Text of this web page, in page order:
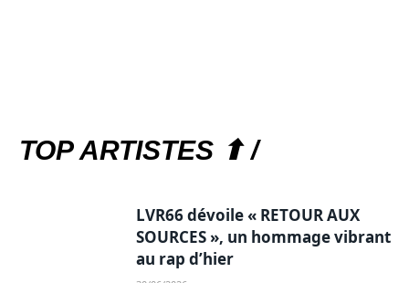
TOP ARTISTES ⬆ /
LVR66 dévoile « RETOUR AUX
SOURCES », un hommage vibrant
au rap d’hier